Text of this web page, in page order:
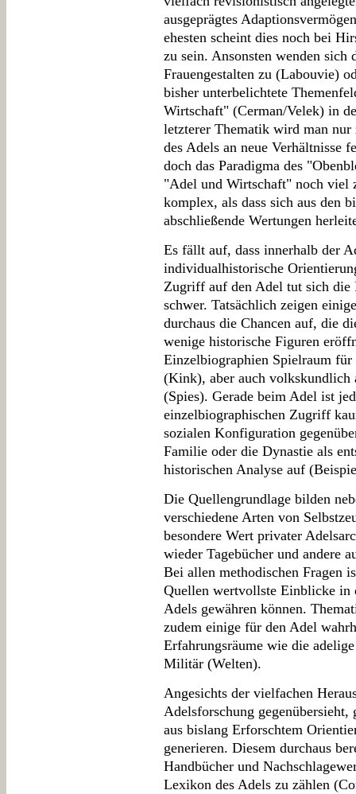
ausgeprägtes
ehesten scheint dies noch bei
zu sein. Ansonsten wenden
Frauengestalten zu (Labouvie)
bisher unterbelichtete
Wirtschaft" (Cerman/Velek) in
letzterer Thematik wird man nur
des Adels an neue Verhältnisse
doch das Paradigma des
"Adel und Wirtschaft" noch viel
komplex, als dass sich aus den
abschließende Wertungen
Es fällt auf, dass innerhalb der
individualhistorische
Zugriff auf den Adel tut sich die
schwer. Tatsächlich zeigen
durchaus die Chancen auf, die
wenige historische Figuren
Einzelbiographien Spielraum
(Kink), aber auch volkskundlich
(Spies). Gerade beim Adel ist
einzelbiographischen Zugriff
sozialen Konfiguration
Familie oder die Dynastie als
historischen Analyse auf
Die Quellengrundlage bilden
verschiedene Arten von
besondere Wert privater
wieder Tagebücher und andere
Bei allen methodischen Fragen
Quellen wertvollste Einblicke in
Adels gewähren können.
zudem einige für den Adel
Erfahrungsräume wie die
Militär (Welten).
Angesichts der vielfachen
Adelsforschung
aus bislang Erforschtem
generieren. Diesem durchaus
Handbücher und
Lexikon des Adels zu zählen